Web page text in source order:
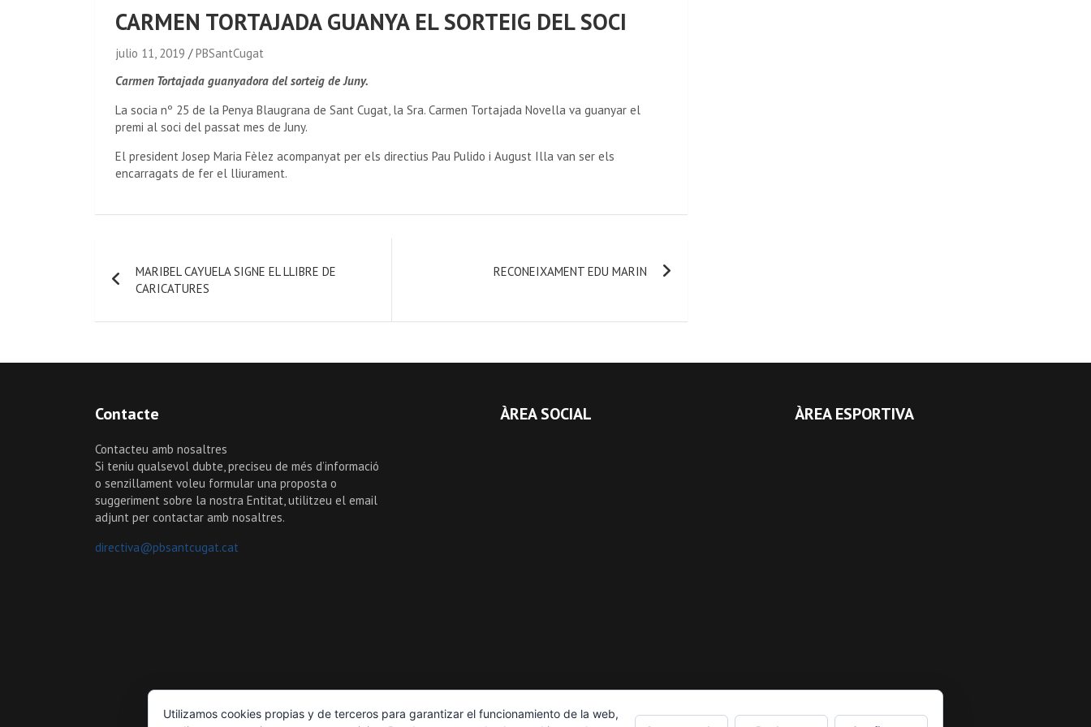
CARMEN TORTAJADA GUANYA EL SORTEIG DEL SOCI
julio 11, 2019
PBSantCugat
Carmen Tortajada guanyadora del sorteig de Juny.
La socia nº 25 de la Penya Blaugrana de Sant Cugat, la Sra. Carmen Tortajada Novella va guanyar el
premi al soci del passat mes de Juny.
El president Josep Maria Fèlez acompanyat per els directius Pau Pulido i August Illa van ser els
encarragats de fer el lliurament.
MARIBEL CAYUELA SIGNE EL LLIBRE DE
CARICATURES
RECONEIXAMENT EDU MARIN
Contacte
Contacteu amb nosaltres
Si teniu qualsevol dubte, preciseu de més d’informació
o senzillament voleu formular una proposta o
suggeriment sobre la nostra Entitat, utilitzeu el email
adjunt per contactar amb nosaltres.
directiva@pbsantcugat.cat
ÀREA SOCIAL ÀREA ESPORTIVA
Utilizamos cookies propias y de terceros para garantizar el funcionamiento de la web,